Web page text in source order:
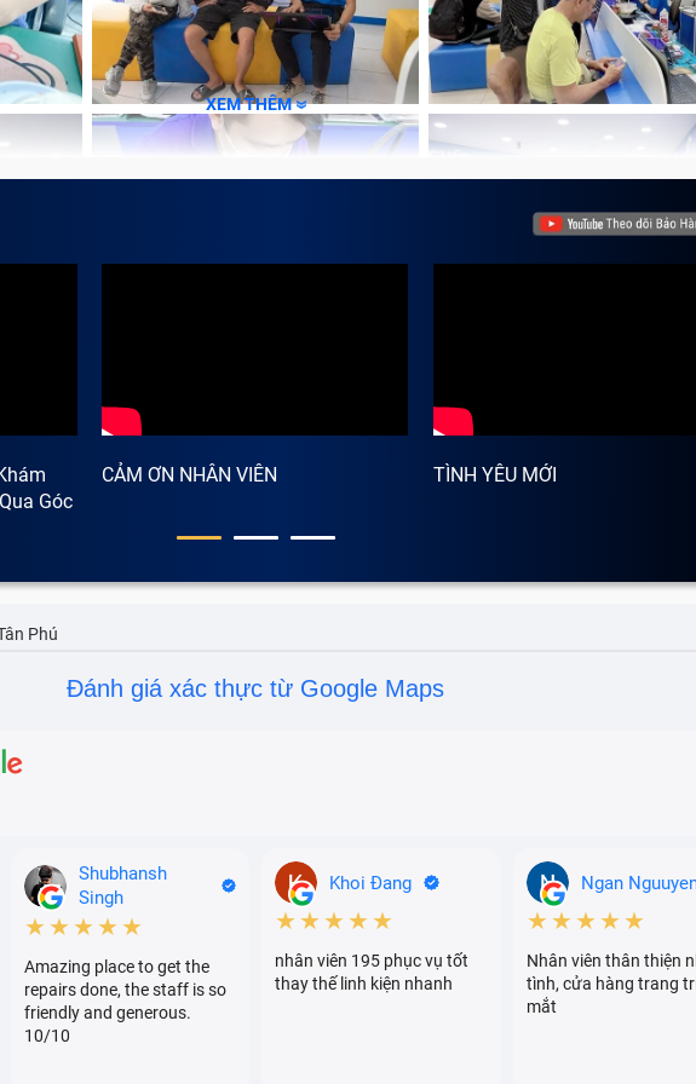
Pro (Zin new) 990.000đ
Pro (Linh kiện) 790.000đ
đổi tùy theo biến động thị trường và các chương trình khuyến mãi tại
xác và cập nhật mới nhất, quý khách vui lòng liên hệ hotline 1800 1236 để
iPhone 11 Pro
XEM THÊM
Góc
CẢM ƠN NHÂN VIÊN TÌNH YÊU MỚI
Phú
Đánh giá xác thực từ Google Maps
Shubhansh
Singh
★★★★★
Amazing place to get the
repairs done, the staff is so
friendly and generous.
10/10
Khoi Đang
★★★★★
nhân viên 195 phục vụ tốt
thay thế linh kiện nhanh
Ngan
★★★★★
Nhân viên thân thiện
tình, cửa hàng trang
mắt